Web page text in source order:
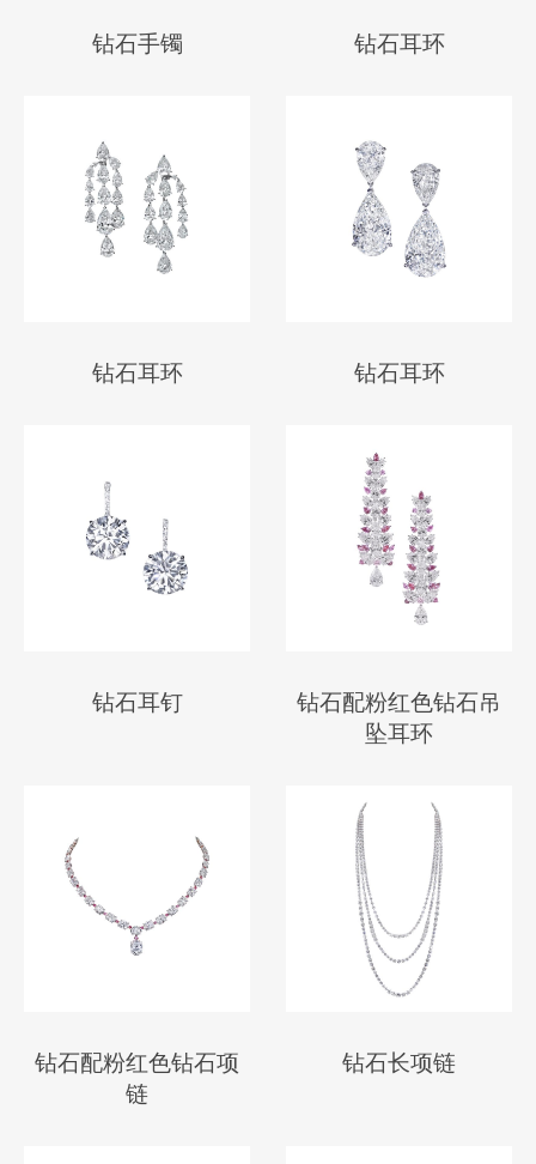
钻石手镯 钻石耳环
钻石耳环 钻石耳环
钻石耳钉
钻石配粉红色钻石吊
坠耳环
钻石配粉红色钻石项
链
钻石长项链